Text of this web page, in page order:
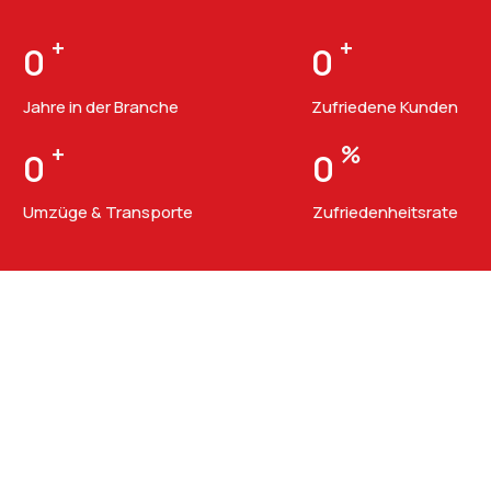
0 +
Jahre in der Branche
0 +
Zufriedene Kunden
0 +
Umzüge & Transporte
0 %
Zufriedenheitsrate